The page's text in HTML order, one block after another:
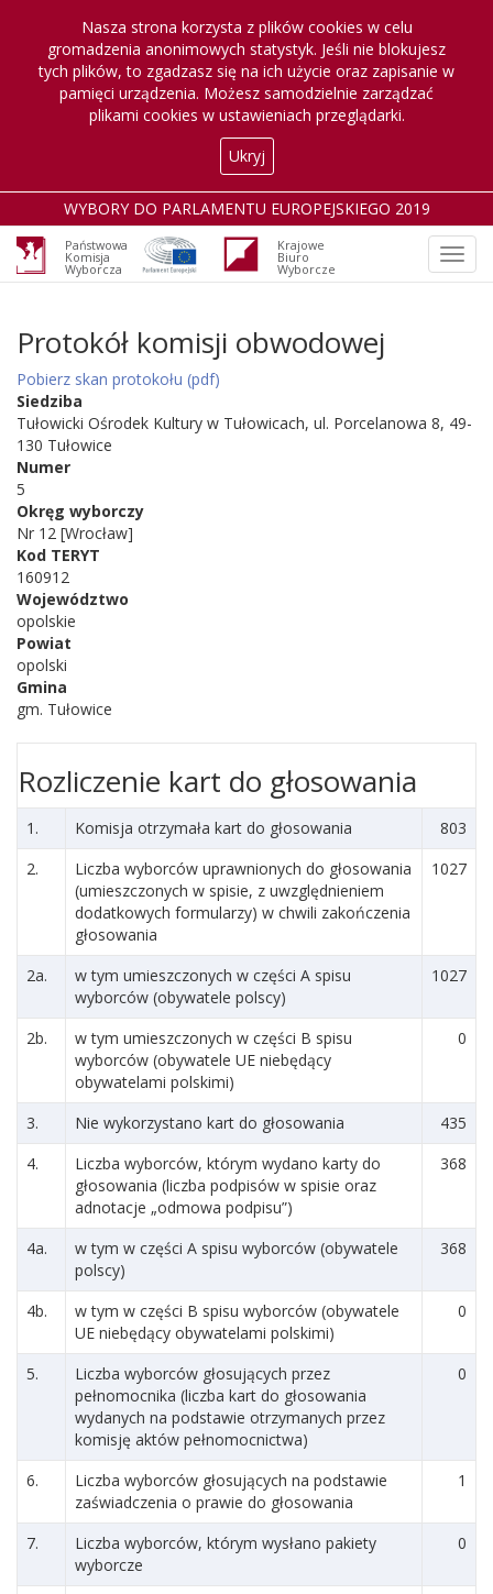
Nasza strona korzysta z plików cookies w celu
gromadzenia anonimowych statystyk. Jeśli nie blokujesz
tych plików, to zgadzasz się na ich użycie oraz zapisanie w
pamięci urządzenia. Możesz samodzielnie zarządzać
plikami cookies w ustawieniach przeglądarki.
Ukryj
WYBORY DO PARLAMENTU EUROPEJSKIEGO 2019
Państwowa
Komisja
Wyborcza
Krajowe
Biuro
Wyborcze
Protokół komisji obwodowej
Pobierz skan protokołu (pdf)
Siedziba
Tułowicki Ośrodek Kultury w Tułowicach, ul. Porcelanowa 8, 49-
130 Tułowice
Numer
5
Okręg wyborczy
Nr 12 [Wrocław]
Kod TERYT
160912
Województwo
opolskie
Powiat
opolski
Gmina
gm. Tułowice
Rozliczenie kart do głosowania
1. Komisja otrzymała kart do głosowania
803
2.
Liczba wyborców uprawnionych do głosowania
(umieszczonych w spisie, z uwzględnieniem
dodatkowych formularzy) w chwili zakończenia
głosowania
1027
2a.
w tym umieszczonych w części A spisu
wyborców (obywatele polscy)
1027
2b.
w tym umieszczonych w części B spisu
wyborców (obywatele UE niebędący
obywatelami polskimi)
0
3. Nie wykorzystano kart do głosowania
435
4.
Liczba wyborców, którym wydano karty do
głosowania (liczba podpisów w spisie oraz
adnotacje „odmowa podpisu”)
368
4a.
w tym w części A spisu wyborców (obywatele
polscy)
368
4b.
w tym w części B spisu wyborców (obywatele
UE niebędący obywatelami polskimi)
0
5.
Liczba wyborców głosujących przez
pełnomocnika (liczba kart do głosowania
wydanych na podstawie otrzymanych przez
komisję aktów pełnomocnictwa)
0
6.
Liczba wyborców głosujących na podstawie
zaświadczenia o prawie do głosowania
1
7.
Liczba wyborców, którym wysłano pakiety
wyborcze
0